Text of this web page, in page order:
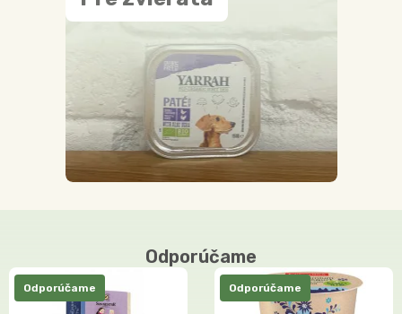
Odporúčame
Odporúčame Odporúčame